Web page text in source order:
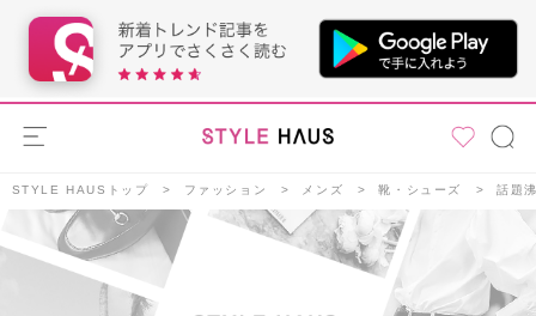
STYLE HAUSトップ ファッション メンズ 靴・シューズ 話題